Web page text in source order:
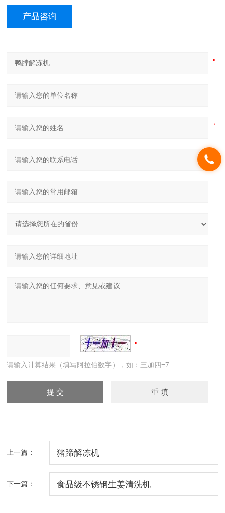
产品咨询
请输入计算结果（填写阿拉伯数字），如：三加四=7
上一篇： 猪蹄解冻机
下一篇： 食品级不锈钢生姜清洗机